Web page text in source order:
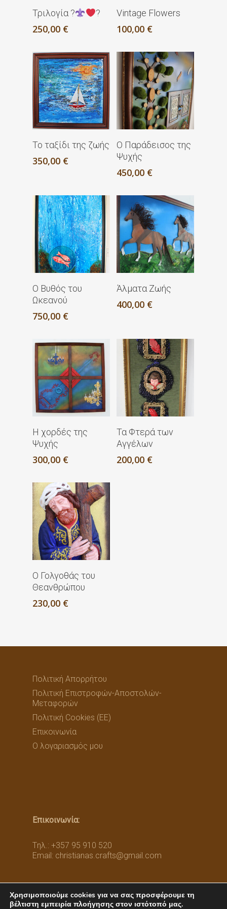
Διαβάστε
Περισσότερα
Τριλογία ? ?
250,00 €
Προσθήκη Στο
Vintage Flowers
100,00 €
Προσθήκη Στο
Καλάθι
Το ταξίδι της ζωής
350,00 €
Προσθήκη Στο
Ο Παράδεισος της
Ψυχής
450,00 €
Προσθήκη Στο
Καλάθι
Ο Βυθός του
Ωκεανού
750,00 €
Προσθήκη Στο
Καλάθι
Άλματα Ζωής
400,00 €
Διαβάστε
Περισσότερα
Η χορδές της
Ψυχής
300,00 €
Προσθήκη Στο
Καλάθι
Τα Φτερά των
Αγγέλων
200,00 €
Προσθήκη Στο
Καλάθι
Ο Γολγοθάς του
Θεανθρώπου
230,00 €
Πολιτική Απορρήτου
Πολιτική Επιστροφών-Αποστολών-
Μεταφορών
Πολιτική Cookies (ΕΕ)
Επικοινωνία
Ο λογαριασμός μου
Επικοινωνία:
Tηλ.: +357 95 910 520
Email: christianas.crafts@gmail.com
© 2026 Christianas Art Gallery. Created byD-Zine
Χρησιμοποιούμε cookies για να σας προσφέρουμε τη
βέλτιστη εμπειρία πλοήγησης στον ιστότοπό μας.